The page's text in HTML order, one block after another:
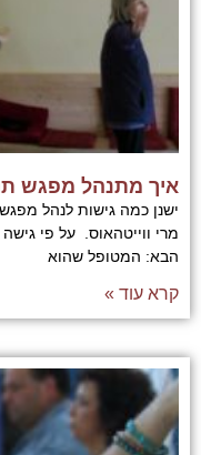
איך מתנהל מפגש
ישנן כמה גישות לנהל
מרי ווייטהאוס. על פי
הבא: המטופל שהוא
קרא עוד »